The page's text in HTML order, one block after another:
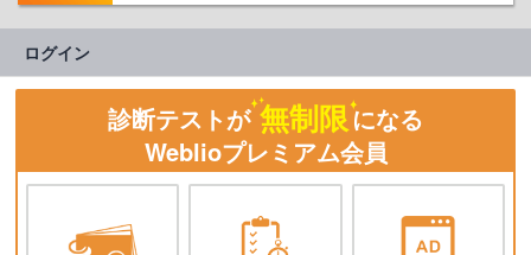
ログイン
診断テストが 無制限になる
Weblioプレミアム会員